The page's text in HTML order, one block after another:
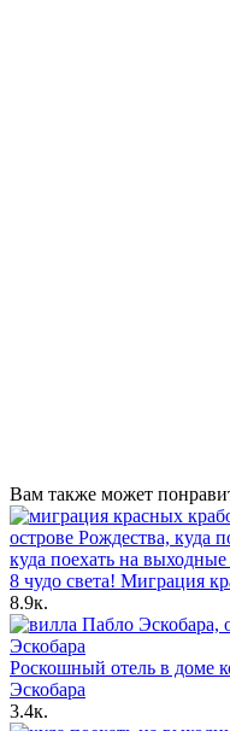
Вам также может
8 чудо света! Миграция
8.9к.
Роскошный отель в доме
Эскобара
3.4к.